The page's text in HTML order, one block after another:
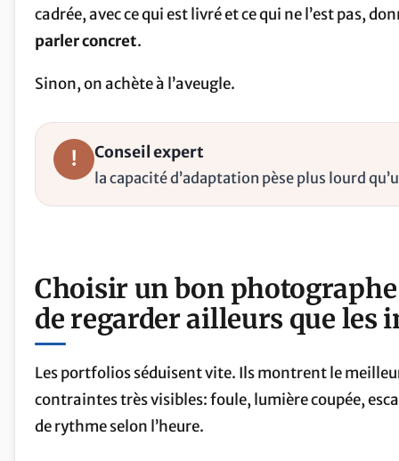
cadrée, avec ce qui est livré et ce qui ne l’est pas,
parler concret.
Sinon, on achète à l’aveugle.
! Conseil expert
la capacité d’adaptation pèse plus lourd
Choisir un bon
de regarder ailleurs que les
Les portfolios séduisent vite. Ils montrent le
contraintes très visibles: foule, lumière coupée,
de rythme selon l’heure.